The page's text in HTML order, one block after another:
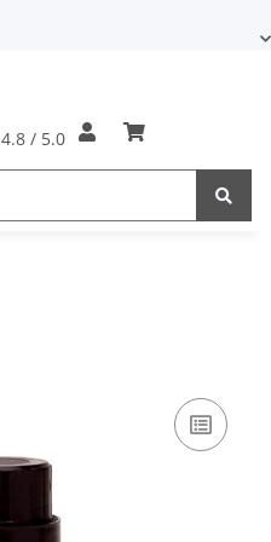
4.8 / 5.0